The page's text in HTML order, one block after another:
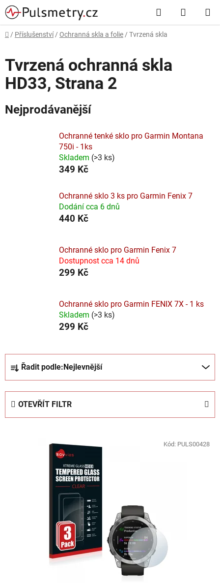
Přejít
na
obsah
Hledat
KOŠÍK
Domů
/ Příslušenství / Ochranná skla a folie / Tvrzená skla
Tvrzená ochranná skla
HD33, Strana 2
Nejprodávanější
Ochranné tenké sklo pro Garmin Montana
750i - 1ks
Skladem (>3 ks)
349 Kč
Ochranné sklo 3 ks pro Garmin Fenix 7
Dodání cca 6 dnů
440 Kč
Ochranné sklo pro Garmin Fenix 7
Dostupnost cca 14 dnů
299 Kč
Ochranné sklo pro Garmin FENIX 7X - 1 ks
Skladem (>3 ks)
299 Kč
Řadit podle: Nejlevnější
OTEVŘÍT FILTR
Kód: PULS00428